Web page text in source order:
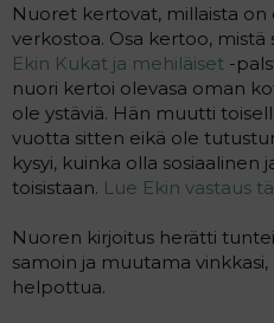
t
a
j
a
Nuoret kertovat, millaista on
verkostoa. Osa kertoo,
Ekin Kukat ja mehiläiset -
nuori kertoi olevasa oman
ole ystäviä. Hän muutti
vuotta sitten eikä ole
kysyi, kuinka olla
toisistaan. Lue Ekin vastaus
Nuoren kirjoitus herätti
samoin ja muutama
helpottua.